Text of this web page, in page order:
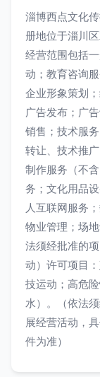
淄博西点文化
册地位于淄川
经营范围包括
动；教育咨询
企业形象策划
广告发布；广
销售；技术服
转让、技术推
制作服务（不
务；文化用品
人互联网服务
物业管理；场
法须经批准的
动）许可项目
技运动；高危
水）。（依法
展经营活动，
件为准）